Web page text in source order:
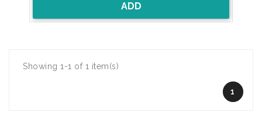
ADD
Showing 1-1 of 1 item(s)
1